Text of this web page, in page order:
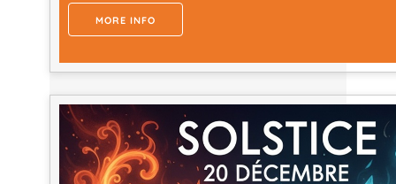
MORE INFO